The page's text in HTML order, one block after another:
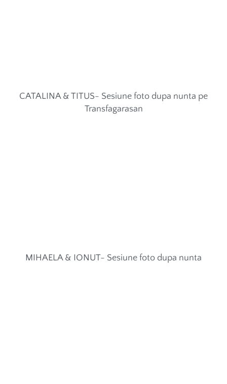
CATALINA & TITUS- Sesiune foto dupa nunta pe
Transfagarasan
MIHAELA & IONUT- Sesiune foto dupa nunta